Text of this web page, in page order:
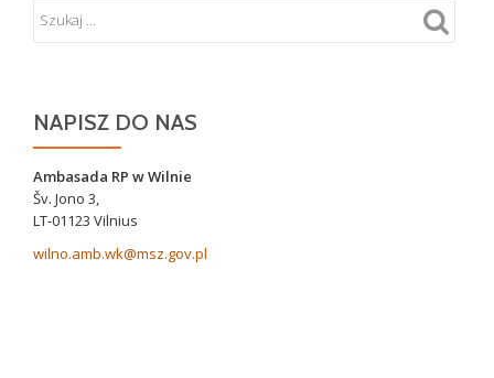
NAPISZ DO NAS
Ambasada RP w Wilnie
Šv. Jono 3,
LT-01123 Vilnius
wilno.amb.wk@msz.gov.pl